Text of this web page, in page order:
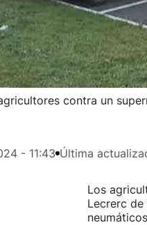
contra un
- 11:43 Última
Los
Lecrerc